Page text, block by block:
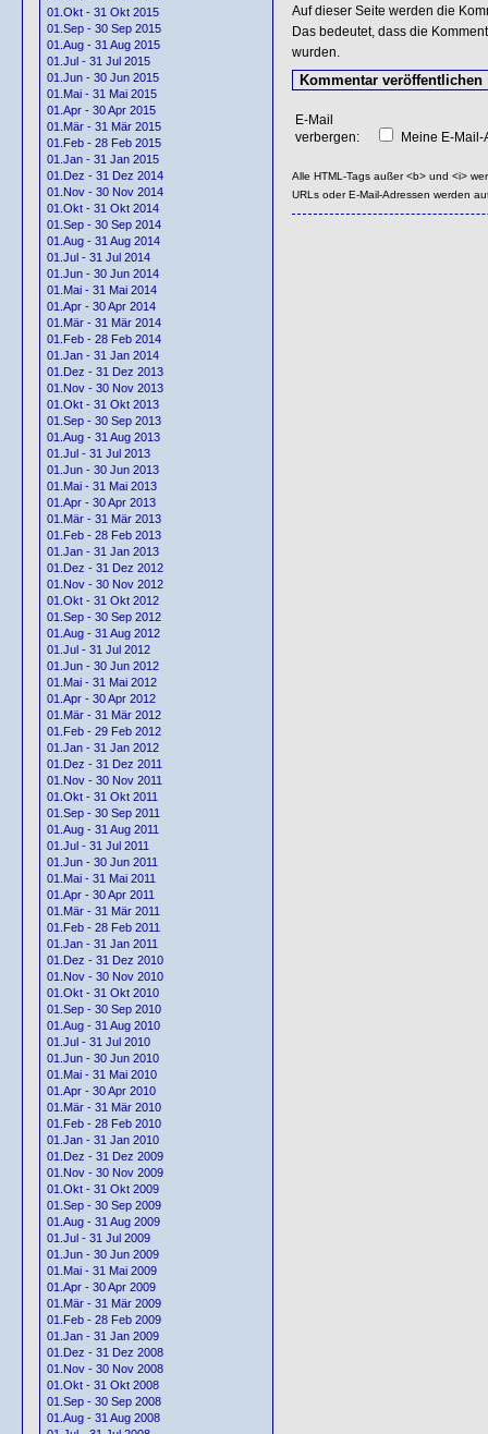
01.Okt - 31 Okt 2015
01.Sep - 30 Sep 2015
01.Aug - 31 Aug 2015
01.Jul - 31 Jul 2015
01.Jun - 30 Jun 2015
01.Mai - 31 Mai 2015
01.Apr - 30 Apr 2015
01.Mär - 31 Mär 2015
01.Feb - 28 Feb 2015
01.Jan - 31 Jan 2015
01.Dez - 31 Dez 2014
01.Nov - 30 Nov 2014
01.Okt - 31 Okt 2014
01.Sep - 30 Sep 2014
01.Aug - 31 Aug 2014
01.Jul - 31 Jul 2014
01.Jun - 30 Jun 2014
01.Mai - 31 Mai 2014
01.Apr - 30 Apr 2014
01.Mär - 31 Mär 2014
01.Feb - 28 Feb 2014
01.Jan - 31 Jan 2014
01.Dez - 31 Dez 2013
01.Nov - 30 Nov 2013
01.Okt - 31 Okt 2013
01.Sep - 30 Sep 2013
01.Aug - 31 Aug 2013
01.Jul - 31 Jul 2013
01.Jun - 30 Jun 2013
01.Mai - 31 Mai 2013
01.Apr - 30 Apr 2013
01.Mär - 31 Mär 2013
01.Feb - 28 Feb 2013
01.Jan - 31 Jan 2013
01.Dez - 31 Dez 2012
01.Nov - 30 Nov 2012
01.Okt - 31 Okt 2012
01.Sep - 30 Sep 2012
01.Aug - 31 Aug 2012
01.Jul - 31 Jul 2012
01.Jun - 30 Jun 2012
01.Mai - 31 Mai 2012
01.Apr - 30 Apr 2012
01.Mär - 31 Mär 2012
01.Feb - 29 Feb 2012
01.Jan - 31 Jan 2012
01.Dez - 31 Dez 2011
01.Nov - 30 Nov 2011
01.Okt - 31 Okt 2011
01.Sep - 30 Sep 2011
01.Aug - 31 Aug 2011
01.Jul - 31 Jul 2011
01.Jun - 30 Jun 2011
01.Mai - 31 Mai 2011
01.Apr - 30 Apr 2011
01.Mär - 31 Mär 2011
01.Feb - 28 Feb 2011
01.Jan - 31 Jan 2011
01.Dez - 31 Dez 2010
01.Nov - 30 Nov 2010
01.Okt - 31 Okt 2010
01.Sep - 30 Sep 2010
01.Aug - 31 Aug 2010
01.Jul - 31 Jul 2010
01.Jun - 30 Jun 2010
01.Mai - 31 Mai 2010
01.Apr - 30 Apr 2010
01.Mär - 31 Mär 2010
01.Feb - 28 Feb 2010
01.Jan - 31 Jan 2010
01.Dez - 31 Dez 2009
01.Nov - 30 Nov 2009
01.Okt - 31 Okt 2009
01.Sep - 30 Sep 2009
01.Aug - 31 Aug 2009
01.Jul - 31 Jul 2009
01.Jun - 30 Jun 2009
01.Mai - 31 Mai 2009
01.Apr - 30 Apr 2009
01.Mär - 31 Mär 2009
01.Feb - 28 Feb 2009
01.Jan - 31 Jan 2009
01.Dez - 31 Dez 2008
01.Nov - 30 Nov 2008
01.Okt - 31 Okt 2008
01.Sep - 30 Sep 2008
01.Aug - 31 Aug 2008
Auf dieser Seite werden die
Das bedeutet, dass die
wurden.
E-Mail
verbergen:
Meine E-
Alle HTML-Tags außer <b> und <i>
URLs oder E-Mail-Adressen werden